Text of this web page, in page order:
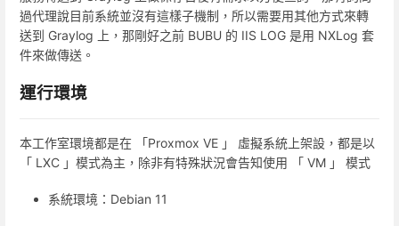
過代理說目前系統並沒有這樣子機制，所以需要用其他方式來轉
送到 Graylog 上，那剛好之前 BUBU 的 IIS LOG 是用 NXLog 套
件來做傳送。
運行環境
本工作室環境都是在 「Proxmox VE 」 虛擬系統上架設，都是以
「 LXC 」模式為主，除非有特殊狀況會告知使用 「 VM 」 模式
系統環境：Debian 11